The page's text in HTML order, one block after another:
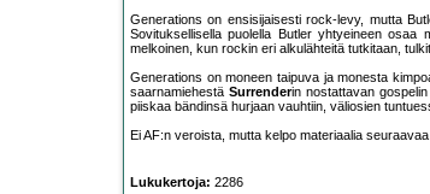
Generations on ensisijaisesti rock-levy, mutta
Sovituksellisella puolella Butler yhtyeineen
melkoinen, kun rockin eri alkulähteitä tutkitaan,
Generations on moneen taipuva ja monesta
saarnamiehestäSurrenderin nostattavan
piiskaa bändinsä hurjaan vauhtiin, väliosien
Ei AF:n veroista, mutta kelpo materiaalia
Lukukertoja: 2286